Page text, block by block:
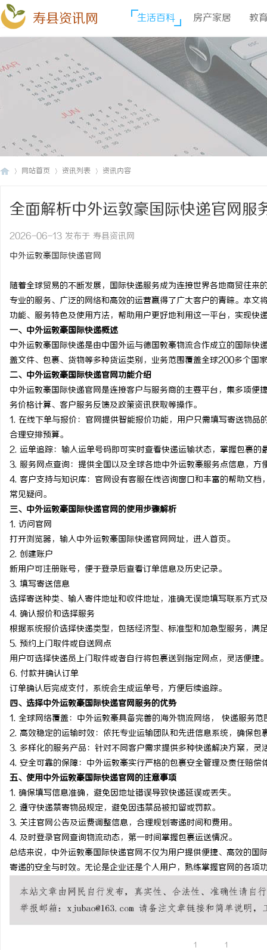
寿县资讯网 生活百科 房产家居 教
网站首页 资讯列表 资讯内容
全面解析中外运敦豪国际快递官网服
2026-06-13 发布于 寿县资讯网
中外运敦豪国际快递官网
随着全球贸易的不断发展，国际快递服务成为连接世界各地商贸往
专业的服务、广泛的网络和高效的运营赢得了广大客户的青睐。本
功能、服务特色及使用方法，帮助用户更好地利用这一平台，实现快
一、中外运敦豪国际快递概述
中外运敦豪国际快递是由中国外运与德国敦豪物流合作成立的国际
盖文件、包裹、货物等多种货运类别，业务范围覆盖全球200多个国
二、中外运敦豪国际快递官网功能介绍
中外运敦豪国际快递官网是连接客户与服务商的主要平台，集多项
务价格计算、客户服务反馈及政策资讯获取等操作。
1. 在线下单与报价：官网提供智能报价功能，用户只需填写寄送物
合理安排预算。
2. 运单追踪：输入运单号码即可实时查看快递运输状态，掌握包裹的
3. 服务网点查询：提供全国以及全球各地中外运敦豪服务点信息，
4. 客户支持与知识库：官网设有客服在线咨询窗口和丰富的帮助文
常见疑问。
三、中外运敦豪国际快递官网的使用步骤解析
1. 访问官网
打开浏览器，输入中外运敦豪国际快递官网网址，进入首页。
2. 创建账户
新用户可注册账号，便于登录后查看订单信息及历史记录。
3. 填写寄送信息
选择寄送种类、输入寄件地址和收件地址，准确无误地填写联系方式
4. 确认报价和选择服务
根据系统报价选择快递类型，包括经济型、标准型和加急型服务，满
5. 预约上门取件或自送网点
用户可选择快递员上门取件或者自行将包裹送到指定网点，灵活便捷
6. 付款并确认订单
订单确认后完成支付，系统会生成运单号，方便后续追踪。
四、选择中外运敦豪国际快递官网服务的优势
1. 全球网络覆盖：中外运敦豪具备完善的海外物流网络， 快递服务
2. 高效稳定的运输时效：依托专业运输团队和先进信息系统，确保包
3. 多样化的服务产品：针对不同客户需求提供多种快递解决方案，灵
4. 安全可靠的保障：中外运敦豪实行严格的包裹安全管理及责任赔偿
五、使用中外运敦豪国际快递官网的注意事项
1. 确保填写信息准确，避免因地址错误导致快递延误或丢失。
2. 遵守快递禁寄物品规定，避免因违禁品被扣留或罚款。
3. 关注官网公告及运费调整信息，合理规划寄递时间和费用。
4. 及时登录官网查询物流动态，第一时间掌握包裹运送情况。
总结来说，中外运敦豪国际快递官网不仅为用户提供便捷、高效的
寄递的安全与时效。无论是企业还是个人用户，熟练掌握官网的各项
1 1
来？老中医：一张辨证